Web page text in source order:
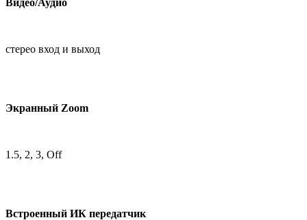
стерео вход и выход
Экранный Zoom
1.5, 2, 3, Off
Встроенный ИК передатчик